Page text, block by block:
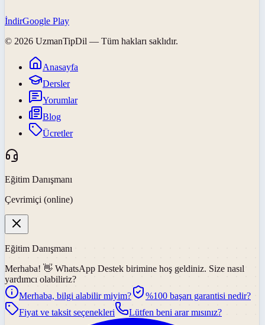
İndirGoogle Play
© 2026 UzmanTipDil — Tüm hakları saklıdır.
Anasayfa
Dersler
Yorumlar
Blog
Ücretler
Eğitim Danışmanı
Çevrimiçi (online)
Eğitim Danışmanı
Merhaba! 👋 WhatsApp Destek birimine hoş geldiniz. Size nasıl
yardımcı olabiliriz?
Merhaba, bilgi alabilir miyim?
%100 başarı garantisi nedir?
Fiyat ve taksit seçenekleri
Lütfen beni arar mısınız?